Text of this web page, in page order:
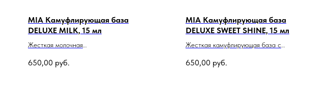
MIA Камуфлирующая база
DELUXE MILK, 15 мл
Жесткая молочная
650,00 руб.
MIA Камуфлирующая база
DELUXE SWEET SHINE, 15 мл
Жесткая камуфлирующая база с
650,00 руб.